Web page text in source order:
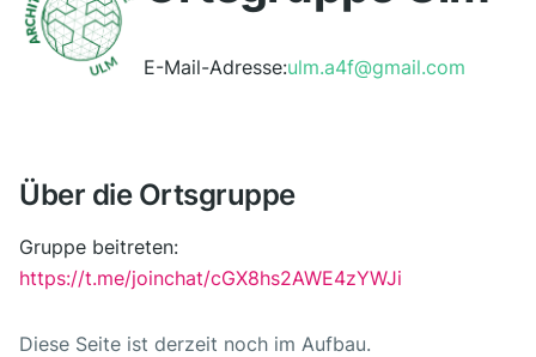
E-Mail-Adresse:ulm.a4f@gmail.com
Über die Ortsgruppe
Gruppe beitreten:
https://t.me/joinchat/cGX8hs2AWE4zYWJi
Diese Seite ist derzeit noch im Aufbau.